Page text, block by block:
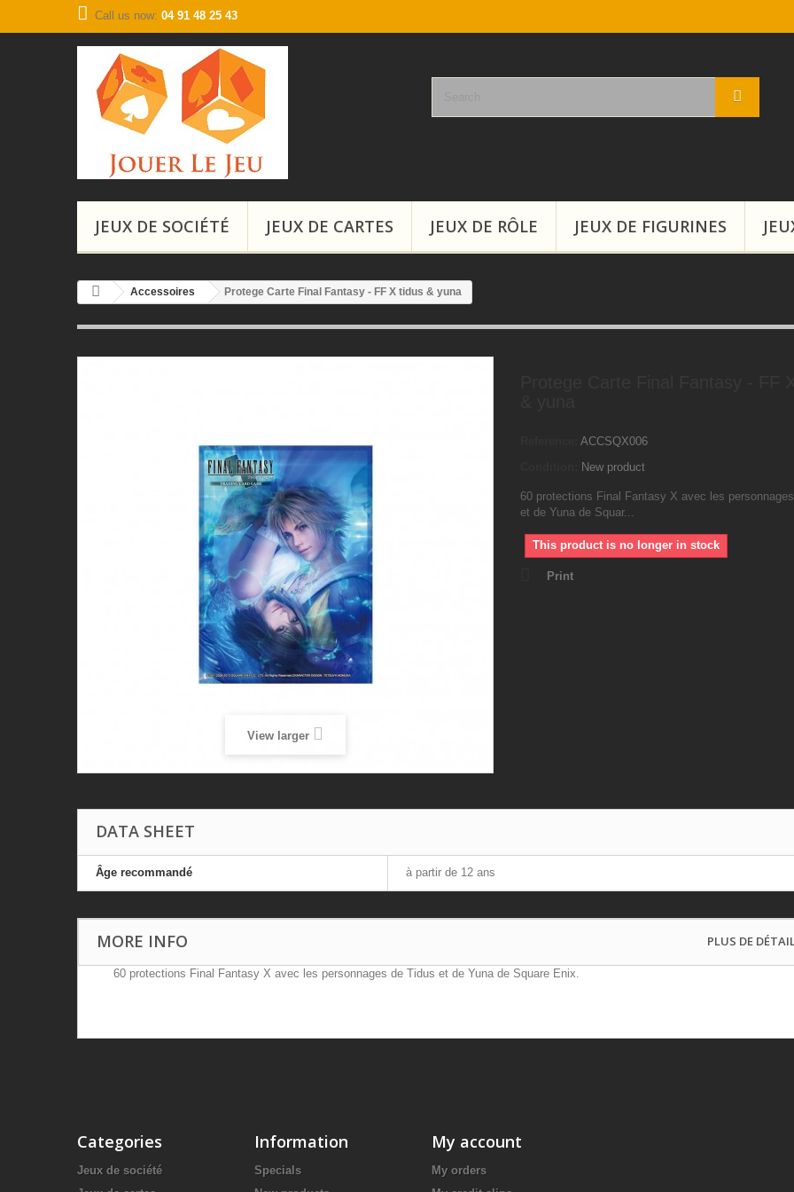
Call us now: 04 91 48 25 43
JEUX DE SOCIÉTÉ JEUX DE CARTES JEUX DE RÔLE JEUX DE FIGURINES
Accessoires Protege Carte Final Fantasy - FF X tidus & yuna
View larger
ACCSQX006
New product
60 protections Final Fantasy X avec les
et de Yuna de Squar...
This product is no longer in stock
Print
DATA SHEET
Âge recommandé à partir de 12 ans
MORE INFO PLUS DE
60 protections Final Fantasy X avec les personnages de Tidus et de Yuna de Square Enix.
Categories
Jeux de société
Information
Specials
My account
My orders